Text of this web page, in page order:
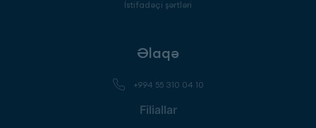
İstifadəçi şərtləri
Əlaqə
+994 55 310 04 10
Filiallar